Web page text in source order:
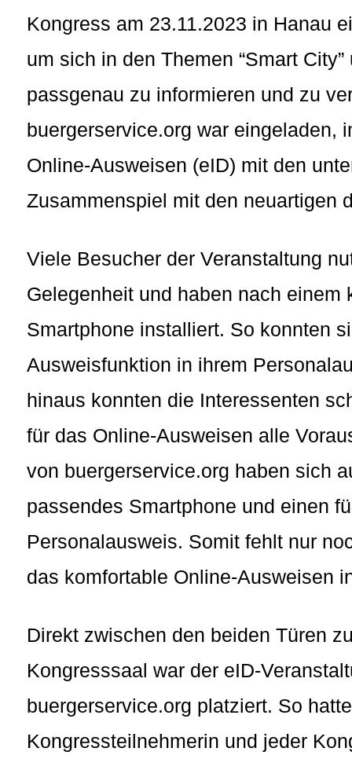
Kongress am 23.11.2023 in Hanau
um sich in den Themen “Smart City”
passgenau zu informieren und zu
buergerservice.org war eingeladen,
Online-Ausweisen (eID) mit den
Zusammenspiel mit den neuartigen
Viele Besucher der Veranstaltung
Gelegenheit und haben nach
Smartphone installiert. So konnten
Ausweisfunktion in ihrem
hinaus konnten die Interessenten
für das Online-Ausweisen alle
von buergerservice.org haben sich
passendes Smartphone und einen
Personalausweis. Somit fehlt nur
das komfortable Online-Ausweisen
Direkt zwischen den beiden Türen
Kongresssaal war der eID-
buergerservice.org platziert. So
Kongressteilnehmerin und jeder